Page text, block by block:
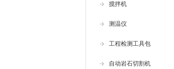
搅拌机
测温仪
工程检测工具包
自动岩石切割机